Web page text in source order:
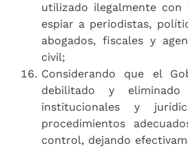
utilizado ilegalmente
espiar a periodistas,
abogados, fiscales y
civil;
Considerando que el
debilitado y eliminado
institucionales y
procedimientos
control, dejando